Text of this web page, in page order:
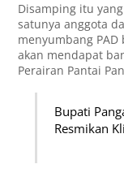
Disamping itu
satunya anggota
menyumbang PAD
akan mendapat
Perairan Pantai
Bupati
Resmikan